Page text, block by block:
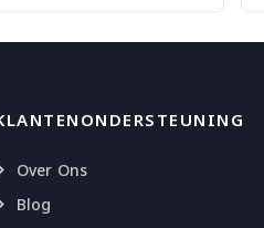
Over Ons
Blog